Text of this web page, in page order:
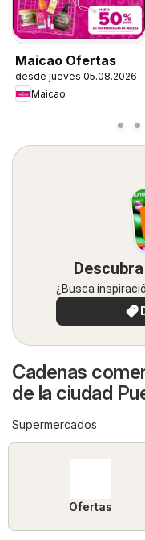
Maicao Ofertas
desde jueves 05.08.2026
Maicao
¿Busca
Cadenas
de la ciudad
Supermercados
Ofertas